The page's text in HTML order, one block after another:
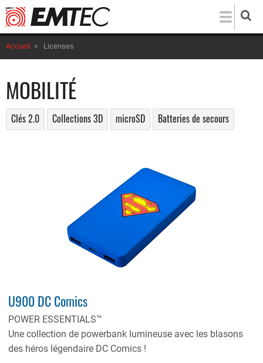
Aller
au
contenu
principal
Accueil > Licenses
MOBILITÉ
Clés 2.0 Collections 3D microSD Batteries de secours
U900 DC Comics
POWER ESSENTIALS™
Une collection de powerbank lumineuse avec les blasons
des héros légendaire DC Comics !